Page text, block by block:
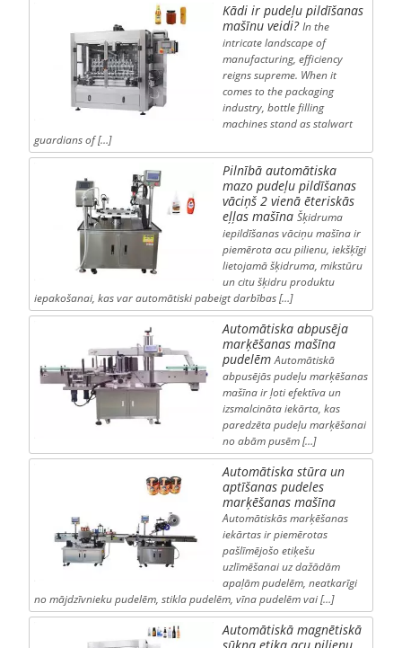
Kādi ir pudeļu pildīšanas
mašīnu veidi? In the
intricate landscape of
manufacturing, efficiency
reigns supreme. When it
comes to the packaging
industry, bottle filling
machines stand as stalwart
guardians of […]
Pilnībā automātiska
mazo pudeļu pildīšanas
vāciņš 2 vienā ēteriskās
eļļas mašīna Šķidruma
iepildīšanas vāciņu mašīna ir
piemērota acu pilienu, iekšķīgi
lietojamā šķidruma, mikstūru
un citu šķidru produktu
iepakošanai, kas var automātiski pabeigt darbības […]
Automātiska abpusēja
marķēšanas mašīna
pudelēm Automātiskā
abpusējās pudeļu marķēšanas
mašīna ir ļoti efektīva un
izsmalcināta iekārta, kas
paredzēta pudeļu marķēšanai
no abām pusēm […]
Automātiska stūra un
aptīšanas pudeles
marķēšanas mašīna
Automātiskās marķēšanas
iekārtas ir piemērotas
pašlīmējošo etiķešu
uzlīmēšanai uz dažādām
apaļām pudelēm, neatkarīgi
no mājdzīvnieku pudelēm, stikla pudelēm, vīna pudelēm vai […]
Automātiskā magnētiskā